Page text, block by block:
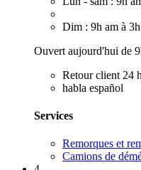
Dim : 9h am à
Ouvert aujourd'hui de
Retour client 24
habla español
Services
Remorques et
Camions de